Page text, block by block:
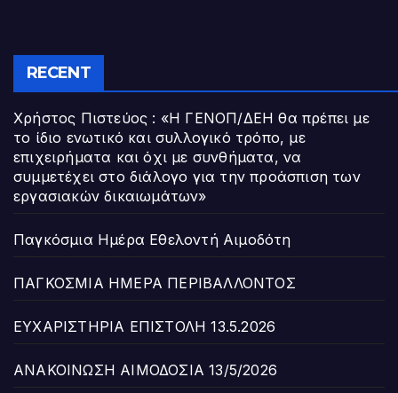
RECENT
Χρήστος Πιστεύος : «Η ΓΕΝΟΠ/ΔΕΗ θα πρέπει με
το ίδιο ενωτικό και συλλογικό τρόπο, με
επιχειρήματα και όχι με συνθήματα, να
συμμετέχει στο διάλογο για την προάσπιση των
εργασιακών δικαιωμάτων»
Παγκόσμια Ημέρα Εθελοντή Αιμοδότη
ΠΑΓΚΟΣΜΙΑ ΗΜΕΡΑ ΠΕΡΙΒΑΛΛΟΝΤΟΣ
ΕΥΧΑΡΙΣΤΗΡΙΑ ΕΠΙΣΤΟΛΗ 13.5.2026
ΑΝΑΚΟΙΝΩΣΗ ΑΙΜΟΔΟΣΙΑ 13/5/2026